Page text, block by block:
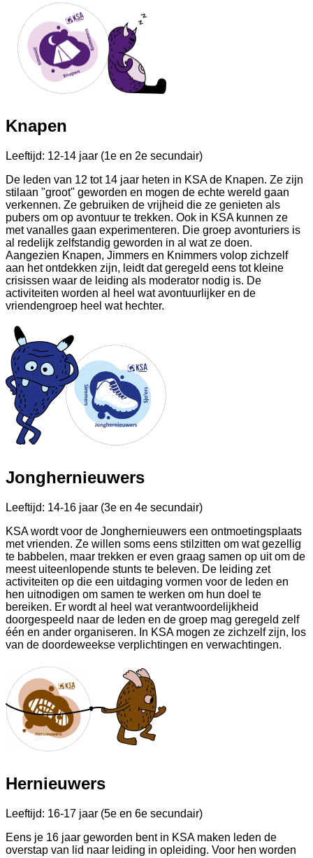
Knapen
Leeftijd: 12-14 jaar (1e en 2e secundair)
De leden van 12 tot 14 jaar heten in KSA de Knapen. Ze zijn
stilaan "groot" geworden en mogen de echte wereld gaan
verkennen. Ze gebruiken de vrijheid die ze genieten als
pubers om op avontuur te trekken. Ook in KSA kunnen ze
met vanalles gaan experimenteren. Die groep avonturiers is
al redelijk zelfstandig geworden in al wat ze doen.
Aangezien Knapen, Jimmers en Knimmers volop zichzelf
aan het ontdekken zijn, leidt dat geregeld eens tot kleine
crisissen waar de leiding als moderator nodig is. De
activiteiten worden al heel wat avontuurlijker en de
vriendengroep heel wat hechter.
Jonghernieuwers
Leeftijd: 14-16 jaar (3e en 4e secundair)
KSA wordt voor de Jonghernieuwers een ontmoetingsplaats
met vrienden. Ze willen soms eens stilzitten om wat gezellig
te babbelen, maar trekken er even graag samen op uit om de
meest uiteenlopende stunts te beleven. De leiding zet
activiteiten op die een uitdaging vormen voor de leden en
hen uitnodigen om samen te werken om hun doel te
bereiken. Er wordt al heel wat verantwoordelijkheid
doorgespeeld naar de leden en de groep mag geregeld zelf
één en ander organiseren. In KSA mogen ze zichzelf zijn, los
van de doordeweekse verplichtingen en verwachtingen.
Hernieuwers
Leeftijd: 16-17 jaar (5e en 6e secundair)
Eens je 16 jaar geworden bent in KSA maken leden de
overstap van lid naar leiding in opleiding. Voor hen worden